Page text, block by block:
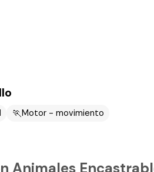
🏃Motor - movimiento
Animales